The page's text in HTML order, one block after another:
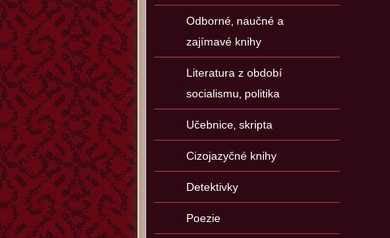
Odborné‚ naučné a
zajímavé knihy
Literatura z období
socialismu‚ politika
Učebnice‚ skripta
Cizojazyčné knihy
Detektivky
Poezie